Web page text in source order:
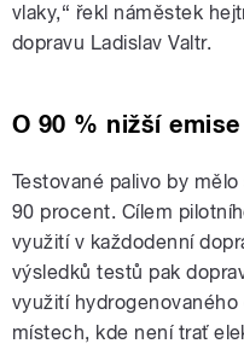
vlaky,“ řekl náměstek
dopravu Ladislav Valtr.
O 90 % nižší emise
Testované palivo by
90 procent. Cílem
využití v každodenní
výsledků testů pak
využití
místech, kde není trať